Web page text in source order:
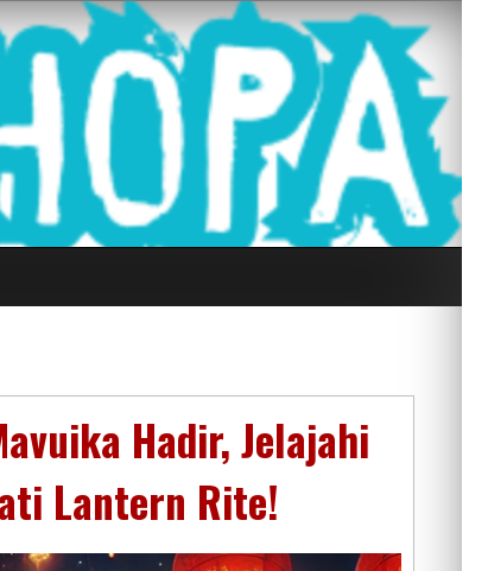
Di
Hadir, Jelajahi
Lantern Rite!